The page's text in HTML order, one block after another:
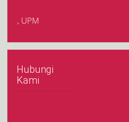
, UPM
Hubungi
Kami